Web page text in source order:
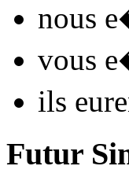
nous
vous
ils
Futur